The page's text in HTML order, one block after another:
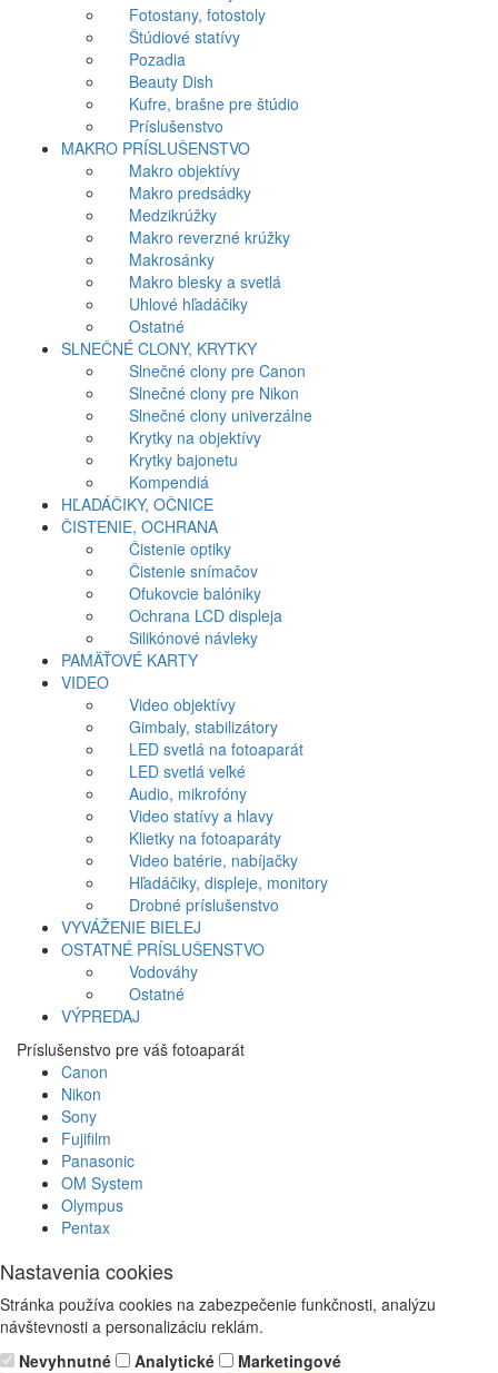
Fotostany, fotostoly
Štúdiové statívy
Pozadia
Beauty Dish
Kufre, brašne pre štúdio
Príslušenstvo
MAKRO PRÍSLUŠENSTVO
Makro objektívy
Makro predsádky
Medzikrúžky
Makro reverzné krúžky
Makrosánky
Makro blesky a svetlá
Uhlové hľadáčiky
Ostatné
SLNEČNÉ CLONY, KRYTKY
Slnečné clony pre Canon
Slnečné clony pre Nikon
Slnečné clony univerzálne
Krytky na objektívy
Krytky bajonetu
Kompendiá
HĽADÁČIKY, OČNICE
ČISTENIE, OCHRANA
Čistenie optiky
Čistenie snímačov
Ofukovcie balóniky
Ochrana LCD displeja
Silikónové návleky
PAMÄŤOVÉ KARTY
VIDEO
Video objektívy
Gimbaly, stabilizátory
LED svetlá na fotoaparát
LED svetlá veľké
Audio, mikrofóny
Video statívy a hlavy
Klietky na fotoaparáty
Video batérie, nabíjačky
Hľadáčiky, displeje, monitory
Drobné príslušenstvo
VYVÁŽENIE BIELEJ
OSTATNÉ PRÍSLUŠENSTVO
Vodováhy
Ostatné
VÝPREDAJ
Príslušenstvo pre váš fotoaparát
Canon
Nikon
Sony
Fujifilm
Panasonic
OM System
Olympus
Pentax
Nastavenia cookies
Stránka používa cookies na zabezpečenie funkčnosti, analýzu
návštevnosti a personalizáciu reklám.
Nevyhnutné
Analytické Marketingové